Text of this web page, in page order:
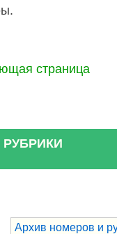
страница
РУБРИКИ
Архив номеров и